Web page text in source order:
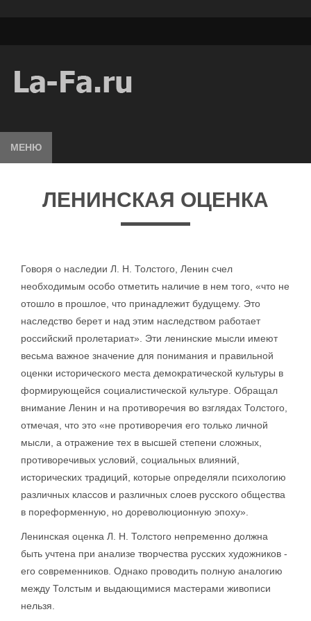
МЕНЮ
ЛЕНИНСКАЯ ОЦЕНКА
Говоря о наследии Л. Н. Толстого, Ленин счел
необходимым особо отметить наличие в нем того, «что не
отошло в прошлое, что принадлежит будущему. Это
наследство берет и над этим наследством работает
российский пролетариат». Эти ленинские мысли имеют
весьма важное значение для понимания и правильной
оценки исторического места демократической культуры в
формирующейся социалистической культуре. Обращал
внимание Ленин и на противоречия во взглядах Толстого,
отмечая, что это «не противоречия его только личной
мысли, а отражение тех в высшей степени сложных,
противоречивых условий, социальных влияний,
исторических традиций, которые определяли психологию
различных классов и различных слоев русского общества
в пореформенную, но дореволюционную эпоху».
Ленинская оценка Л. Н. Толстого непременно должна
быть учтена при анализе творчества русских художников -
его современников. Однако проводить полную аналогию
между Толстым и выдающимися мастерами живописи
нельзя.